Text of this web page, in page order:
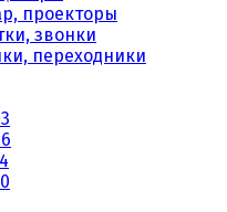
проекторы
звонки
переходники